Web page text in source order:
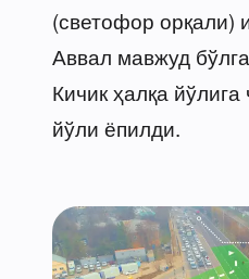
(светофор орқали)
Аввал мавжуд
Кичик ҳалқа
йўли ёпилди.